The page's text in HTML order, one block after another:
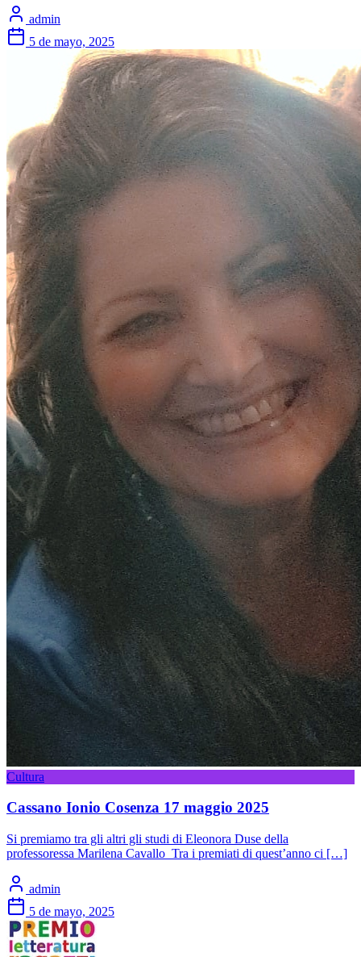
admin
5 de mayo, 2025
Cultura
Cassano Ionio Cosenza 17 maggio 2025
Si premiamo tra gli altri gli studi di Eleonora Duse della
professoressa Marilena Cavallo Tra i premiati di quest’anno ci […]
admin
5 de mayo, 2025